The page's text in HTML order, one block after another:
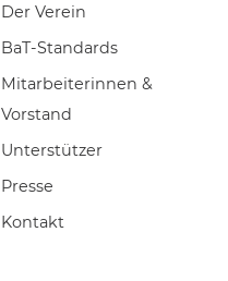
Der Verein
BaT-Standards
Mitarbeiterinnen &
Vorstand
Unterstützer
Presse
Kontakt